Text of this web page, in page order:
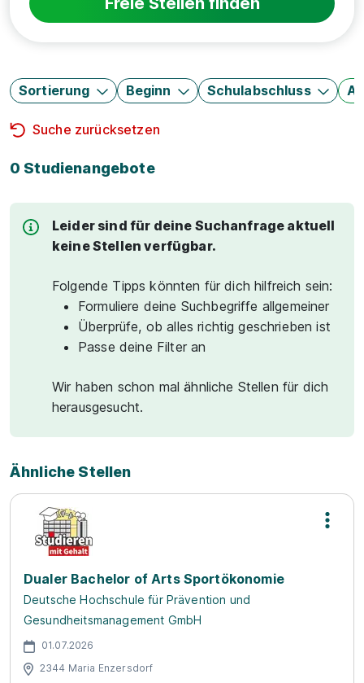
Sortierung Beginn Schulabschluss
Suche zurücksetzen
0 Studienangebote
Leider sind für deine Suchanfrage aktuell
keine Stellen verfügbar.
Folgende Tipps könnten für dich hilfreich sein:
Formuliere deine Suchbegriffe allgemeiner
Überprüfe, ob alles richtig geschrieben ist
Passe deine Filter an
Wir haben schon mal ähnliche Stellen für dich
herausgesucht.
Ähnliche Stellen
Dualer Bachelor of Arts Sportökonomie
Deutsche Hochschule für Prävention und
Gesundheitsmanagement GmbH
01.07.2026
2344 Maria Enzersdorf